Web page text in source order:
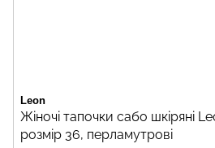
Leon
Жіночі тапочки сабо шкіряні
розмір 36, перламутрові